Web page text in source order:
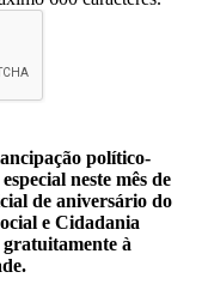
político-
neste mês de
de aniversário do
e Cidadania
à